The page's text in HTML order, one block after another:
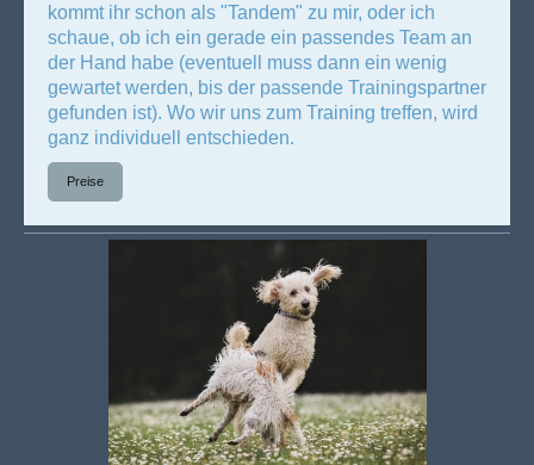
kommt ihr schon als "Tandem" zu mir, oder ich
schaue, ob ich ein gerade ein passendes Team an
der Hand habe (eventuell muss dann ein wenig
gewartet werden, bis der passende Trainingspartner
gefunden ist). Wo wir uns zum Training treffen, wird
ganz individuell entschieden.
Preise